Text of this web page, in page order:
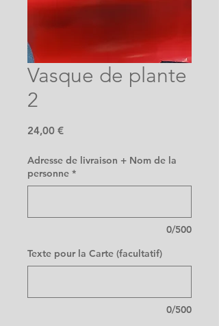
Vasque de plante
2
24,00 €Prix
Adresse de livraison + Nom de la
personne *
0/500
Texte pour la Carte (facultatif)
0/500